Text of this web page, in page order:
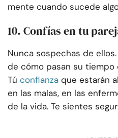
mente cuando sucede
10. Confías en tu
Nunca sospechas de
de cómo pasan su tiempo
Tú confianza que estarán
en las malas, en las
de la vida. Te sientes